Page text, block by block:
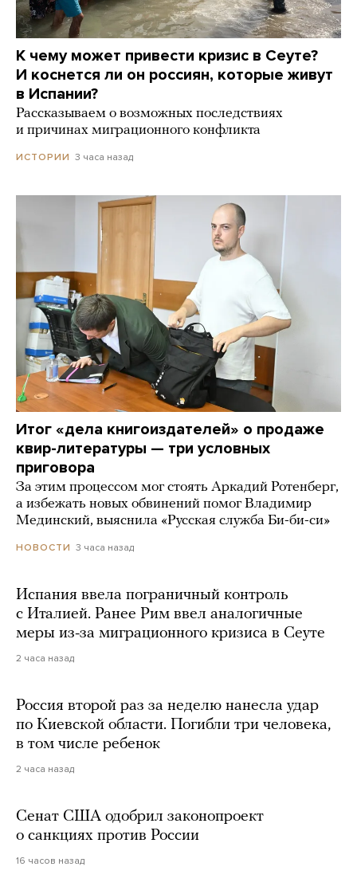
К чему может привести кризис в Сеуте?
И коснется ли он россиян, которые живут
в Испании?
Рассказываем о возможных последствиях
и причинах миграционного конфликта
ИСТОРИИ 3 часа назад
Итог «дела книгоиздателей» о продаже
квир-литературы — три условных
приговора
За этим процессом мог стоять Аркадий Ротенберг,
а избежать новых обвинений помог Владимир
Мединский, выяснила «Русская служба Би-би-си»
НОВОСТИ 3 часа назад
Испания ввела пограничный контроль
с Италией. Ранее Рим ввел аналогичные
меры из-за миграционного кризиса в Сеуте
2 часа назад
Россия второй раз за неделю нанесла удар
по Киевской области. Погибли три человека,
в том числе ребенок
2 часа назад
Сенат США одобрил законопроект
о санкциях против России
16 часов назад